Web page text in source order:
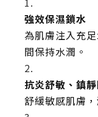
強效保濕鎖水
為肌膚注入充
間保持水潤。
抗炎舒敏、鎮
舒緩敏感肌膚